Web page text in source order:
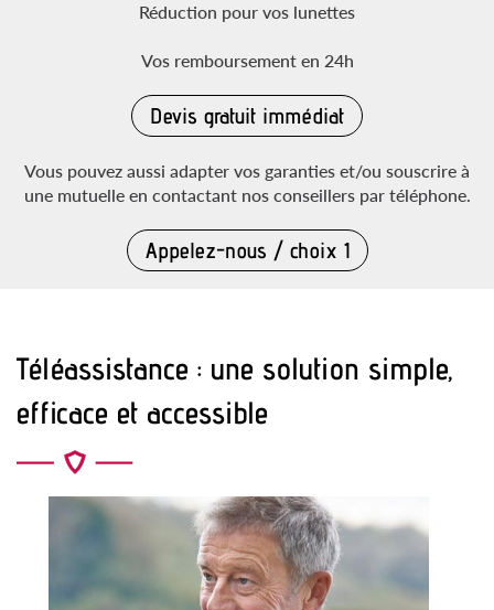
Réduction pour vos lunettes
Vos remboursement en 24h
Devis gratuit immédiat
Vous pouvez aussi adapter vos garanties et/ou souscrire à
une mutuelle en contactant nos conseillers par téléphone.
Appelez-nous / choix 1
Téléassistance : une solution simple,
efficace et accessible